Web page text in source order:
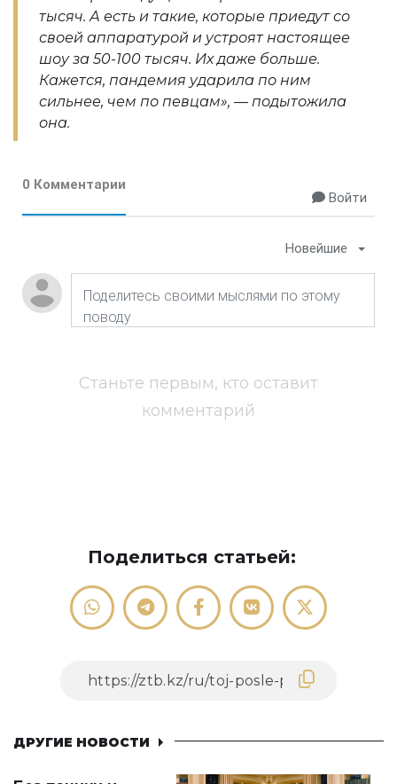
тысяч. А есть и такие, которые приедут со
своей аппаратурой и устроят настоящее
шоу за 50-100 тысяч. Их даже больше.
Кажется, пандемия ударила по ним
сильнее, чем по певцам», — подытожила
она.
0 Комментарии
Войти
Новейшие
Станьте первым, кто оставит
комментарий
Поделиться статьей:
ДРУГИЕ НОВОСТИ